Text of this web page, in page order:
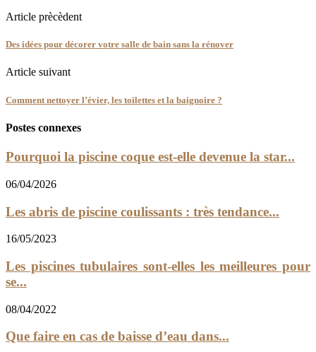
Article prècèdent
Des idées pour décorer votre salle de bain sans la rénover
Article suivant
Comment nettoyer l’évier, les toilettes et la baignoire ?
Postes connexes
Pourquoi la piscine coque est-elle devenue la star...
06/04/2026
Les abris de piscine coulissants : très tendance...
16/05/2023
Les piscines tubulaires sont-elles les meilleures pour
se...
08/04/2022
Que faire en cas de baisse d’eau dans...